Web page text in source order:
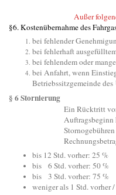
Außer folgende
§6. Kostenübernahme des
bei fehlender
bei fehlerhaft
bei fehlendem oder
bei Anfahrt, wenn
Betriebssitzgemeinde
§ 6 Stornierung
Ein Rücktritt
Auftragsbeginn
bis 12 Std. vorher: 25 %
bis 6 Std. vorher: 50 %
bis 3 Std. vorher: 75 %
weniger als 1 Std.